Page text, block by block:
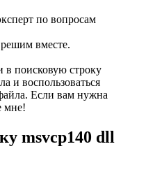
по вопросам
вместе.
в поисковую строку
и воспользоваться
Если вам нужна
мне!
msvcp140 dll